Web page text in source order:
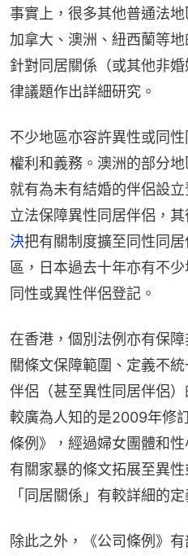
事實上，很多其他普通法
加拿大、澳洲、紐西蘭等
針對同居關係（或其他非
律議題作出詳細研究。
不少地區亦容許異性或同
權利和義務。澳洲的部分
就有為未有結婚的伴侶設
立法保障異性同居伴侶，
決把有關制度擴至同性同
區，日本過去十年亦有不
同性或異性伴侶登記。
在香港，個別法例亦有保
關條文保障範圍、定義不
伴侶（甚至異性同居伴侶
較廣為人知的是2009年修
條例》，經過婦女團體和
有關家暴的條文拓展至異
「同居關係」有較詳細的定
除此之外，《公司條例》